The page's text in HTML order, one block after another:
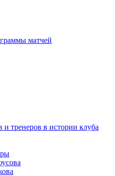
матчей
и тренеров в истории клуба